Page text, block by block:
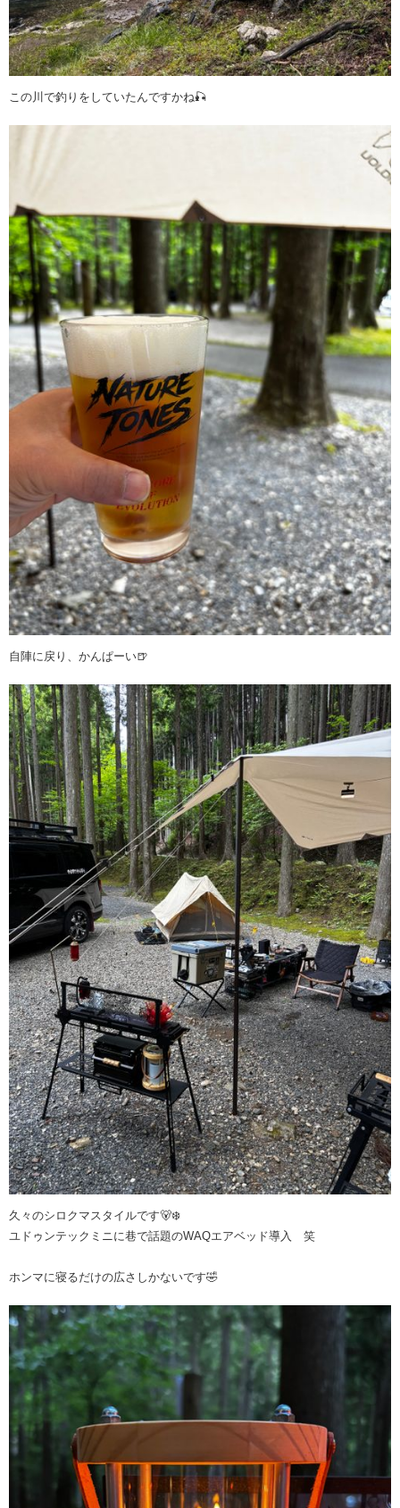
この川で釣りをしていたんですかね🎣
自陣に戻り、かんぱーい🍺
久々のシロクマスタイルです🐻‍❄️
ユドゥンテックミニに巷で話題のWAQエアベッド導入 笑
ホンマに寝るだけの広さしかないです🤣